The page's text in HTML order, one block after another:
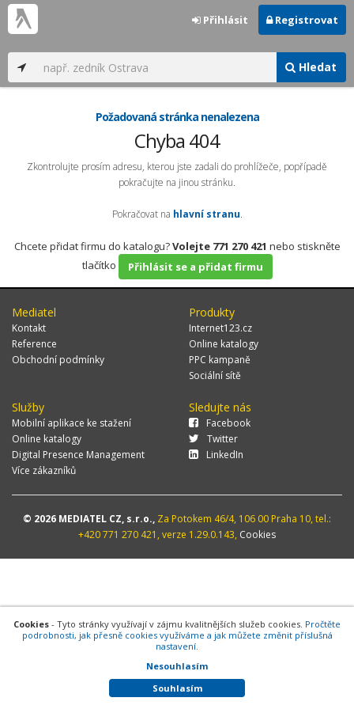
Hledat
Přihlásit Registrovat
Požadovaná stránka nenalezena
Chyba 404
Zkontrolujte prosím adresu, kterou jste zadali do prohlížeče, popřípadě
pokračujte na jinou stránku.
Pokračovat na hlavní stranu.
Chcete přidat firmu do katalogu?Volejte 771 270 421 nebo stiskněte
tlačítko
Přihlásit se a přidat firmu
Mediatel
Kontakt
Reference
Obchodní podmínky
Produkty
Internet123.cz
Online katalogy
PPC kampaně
Sociální sítě
Služby
Mobilní aplikace ke stažení
Online katalogy
Digital Presence Management
Více zákazníků
Sledujte nás
Facebook
Twitter
LinkedIn
© 2026 MEDIATEL CZ, s.r.o., Za Potokem 46/4, 106 00 Praha 10, tel.:
+420 771 270 421, verze 1.29.0.143, Cookies
Cookies - Tyto stránky využívají v zájmu kvalitnějších služeb cookies. Pročtěte
podrobnosti, jak přesně cookies využíváme a jak můžete změnit příslušná
nastavení.
Nesouhlasím
Souhlasím